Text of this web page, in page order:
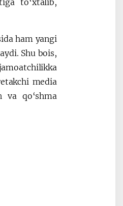
to‘xtalib,
ham yangi
Shu bois,
media
va qo‘shma